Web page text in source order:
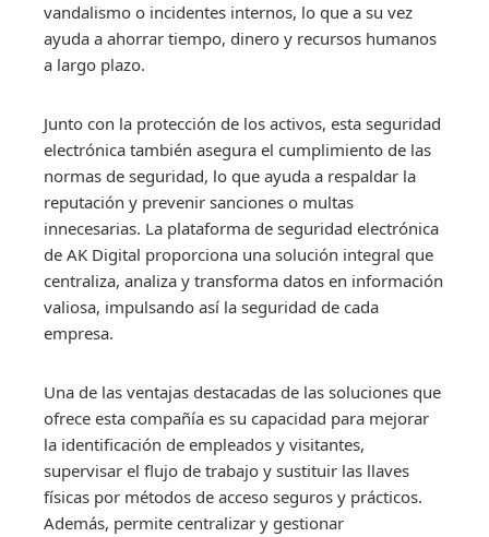
vandalismo o incidentes internos, lo que a su vez
ayuda a ahorrar tiempo, dinero y recursos humanos
a largo plazo.
Junto con la protección de los activos, esta seguridad
electrónica también asegura el cumplimiento de las
normas de seguridad, lo que ayuda a respaldar la
reputación y prevenir sanciones o multas
innecesarias. La plataforma de seguridad electrónica
de AK Digital proporciona una solución integral que
centraliza, analiza y transforma datos en información
valiosa, impulsando así la seguridad de cada
empresa.
Una de las ventajas destacadas de las soluciones que
ofrece esta compañía es su capacidad para mejorar
la identificación de empleados y visitantes,
supervisar el flujo de trabajo y sustituir las llaves
físicas por métodos de acceso seguros y prácticos.
Además, permite centralizar y gestionar